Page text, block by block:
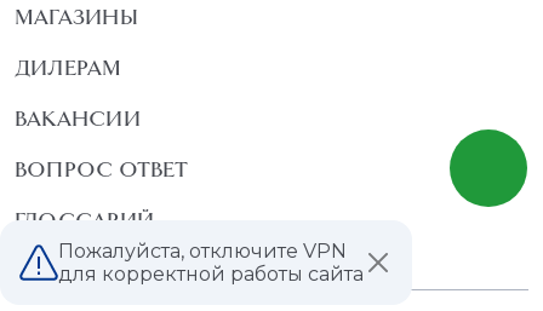
МАГАЗИНЫ
ДИЛЕРАМ
ВАКАНСИИ
ВОПРОС ОТВЕТ
ГЛОССАРИЙ
Пожалуйста, отключите VPN
для корректной работы сайта